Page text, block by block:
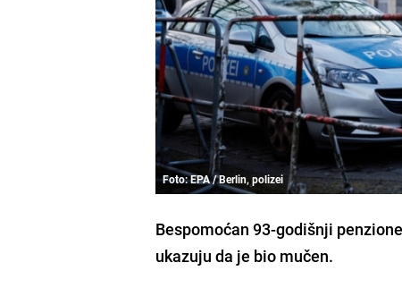
Foto: EPA / Berlin, polizei
Bespomoćan 93-godišnji
ukazuju da je bio mučen.